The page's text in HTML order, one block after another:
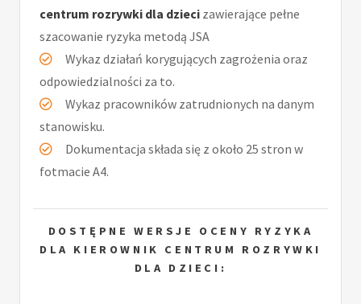
centrum rozrywki dla dzieci zawierające pełne
szacowanie ryzyka metodą JSA
Wykaz działań korygujących zagrożenia oraz
odpowiedzialności za to.
Wykaz pracowników zatrudnionych na danym
stanowisku.
Dokumentacja składa się z około 25 stron w
fotmacie A4.
DOSTĘPNE WERSJE OCENY RYZYKA
DLA KIEROWNIK CENTRUM ROZRYWKI
DLA DZIECI: